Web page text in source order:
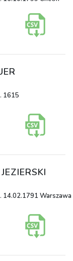
1615
14.02.1791 Warszawa